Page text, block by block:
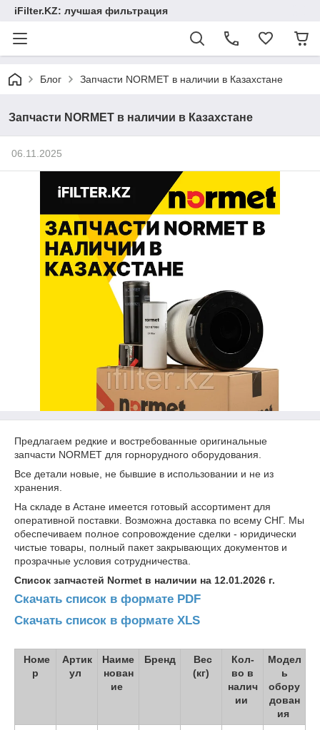
iFilter.KZ: лучшая фильтрация
Блог Запчасти NORMET в наличии в Казахстане
Запчасти NORMET в наличии в Казахстане
06.11.2025
Предлагаем редкие и востребованные оригинальные
запчасти NORMET для горнорудного оборудования.
Все детали новые, не бывшие в использовании и не из
хранения.
На складе в Астане имеется готовый ассортимент для
оперативной поставки. Возможна доставка по всему СНГ. Мы
обеспечиваем полное сопровождение сделки - юридически
чистые товары, полный пакет закрывающих документов и
прозрачные условия сотрудничества.
Список запчастей Normet в наличии на 12.01.2026 г.
Скачать список в формате PDF
Скачать список в формате XLS
Номе
р
Артик
ул
Наиме
нован
ие
Бренд
Вес
(кг)
Кол-
во в
налич
ии
Модел
ь
обору
дован
ия